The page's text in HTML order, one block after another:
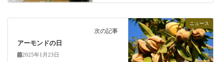
ニュース
次の記事
アーモンドの日
2025年1月23日